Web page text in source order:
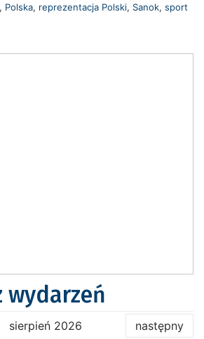
, Polska, reprezentacja Polski, Sanok, sport
wydarzeń
sierpień 2026 następny